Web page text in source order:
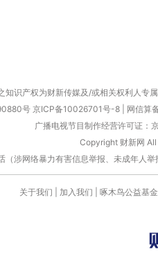
知识产权为财新传媒及/或相关权利人专
号 京ICP备10026701号-8 网信算
广播电视节目制作经营许可证：
Copyright 财新网
（涉网络暴力有害信息举报、未成年
关于我们 加入我们 啄木鸟公益基